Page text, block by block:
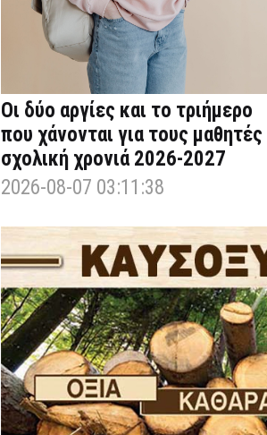
Οι δύο αργίες και το τριήμερο
που χάνονται για τους μαθητές
σχολική χρονιά 2026-2027
2026-08-07 03:11:38